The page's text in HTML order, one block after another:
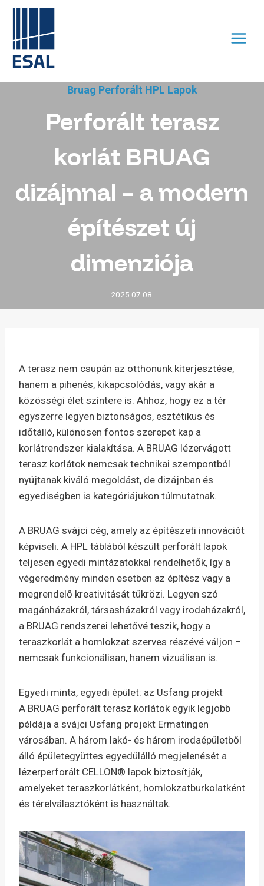
Skip
content
Bruag Perforált HPL Lapok
Perforált terasz
korlát BRUAG
dizájnnal – a modern
építészet új
dimenziója
2025.07.08.
A terasz nem csupán az otthonunk kiterjesztése,
hanem a pihenés, kikapcsolódás, vagy akár a
közösségi élet színtere is. Ahhoz, hogy ez a tér
egyszerre legyen biztonságos, esztétikus és
időtálló, különösen fontos szerepet kap a
korlátrendszer kialakítása. A BRUAG lézervágott
terasz korlátok nemcsak technikai szempontból
nyújtanak kiváló megoldást, de dizájnban és
egyediségben is kategóriájukon túlmutatnak.
A BRUAG svájci cég, amely az építészeti innovációt
képviseli. A HPL táblából készült perforált lapok
teljesen egyedi mintázatokkal rendelhetők, így a
végeredmény minden esetben az építész vagy a
megrendelő kreativitását tükrözi. Legyen szó
magánházakról, társasházakról vagy irodaházakról,
a BRUAG rendszerei lehetővé teszik, hogy a
teraszkorlát a homlokzat szerves részévé váljon –
nemcsak funkcionálisan, hanem vizuálisan is.
Egyedi minta, egyedi épület: az Usfang projekt
A BRUAG perforált terasz korlátok egyik legjobb
példája a svájci Usfang projekt Ermatingen
városában. A három lakó- és három irodaépületből
álló épületegyüttes egyedülálló megjelenését a
lézerperforált CELLON® lapok biztosítják,
amelyeket teraszkorlátként, homlokzatburkolatként
és térelválasztóként is használtak.